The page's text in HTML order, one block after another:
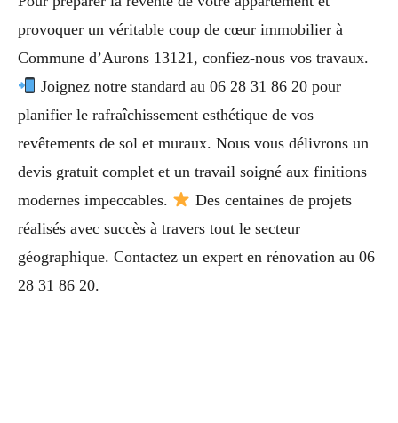
provoquer un véritable coup de cœur immobilier à
Commune d’Aurons 13121, confiez-nous vos travaux.
Joignez notre standard au 06 28 31 86 20 pour
planifier le rafraîchissement esthétique de vos
revêtements de sol et muraux. Nous vous délivrons un
devis gratuit complet et un travail soigné aux finitions
modernes impeccables.
Des centaines de projets
réalisés avec succès à travers tout le secteur
géographique. Contactez un expert en rénovation au 06
28 31 86 20.